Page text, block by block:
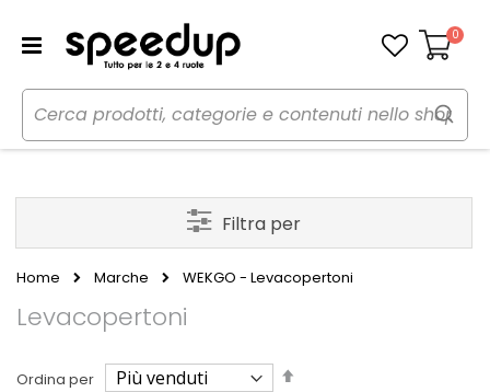
Carrello
0
Home Marche WEKGO - Levacopertoni
Levacopertoni
Ordina per
Imposta
Filtra per